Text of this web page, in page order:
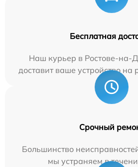
Бесплатная
Наш курьер в Ростове-на-
доставит ваше устройство на
Срочный
Большинство
мы устраняем в